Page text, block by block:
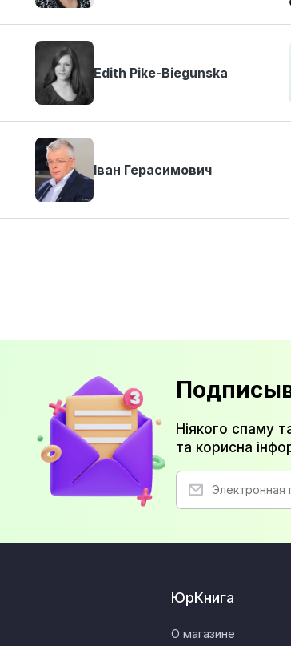
Edith Pike-Biegunska
Іван Герасимович
Ніякого спаму
та корисна
ЮрКнига
О магазине